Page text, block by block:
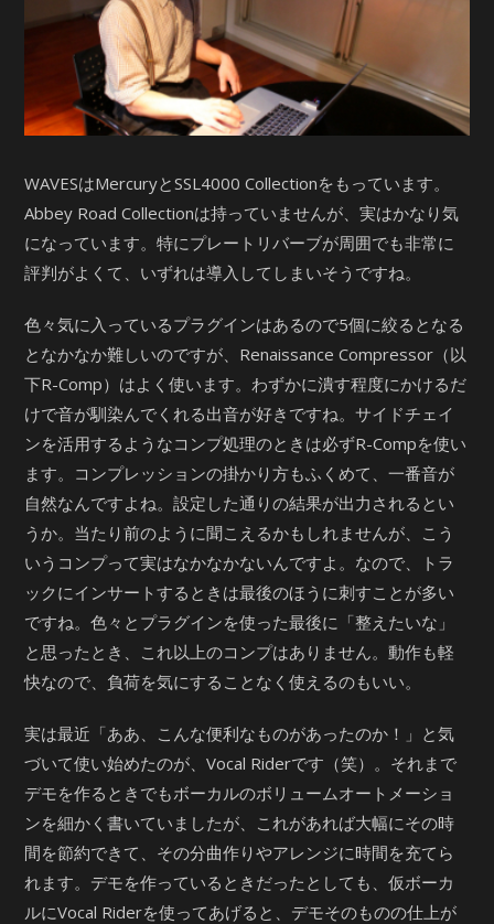
WAVESはMercuryとSSL4000 Collectionをもっています。
Abbey Road Collectionは持っていませんが、実はかなり気
になっています。特にプレートリバーブが周囲でも非常に
評判がよくて、いずれは導入してしまいそうですね。
色々気に入っているプラグインはあるので5個に絞るとなる
となかなか難しいのですが、Renaissance Compressor（以
下R-Comp）はよく使います。わずかに潰す程度にかけるだ
けで音が馴染んでくれる出音が好きですね。サイドチェイ
ンを活用するようなコンプ処理のときは必ずR-Compを使い
ます。コンプレッションの掛かり方もふくめて、一番音が
自然なんですよね。設定した通りの結果が出力されるとい
うか。当たり前のように聞こえるかもしれませんが、こう
いうコンプって実はなかなかないんですよ。なので、トラ
ックにインサートするときは最後のほうに刺すことが多い
ですね。色々とプラグインを使った最後に「整えたいな」
と思ったとき、これ以上のコンプはありません。動作も軽
快なので、負荷を気にすることなく使えるのもいい。
実は最近「ああ、こんな便利なものがあったのか！」と気
づいて使い始めたのが、Vocal Riderです（笑）。それまで
デモを作るときでもボーカルのボリュームオートメーショ
ンを細かく書いていましたが、これがあれば大幅にその時
間を節約できて、その分曲作りやアレンジに時間を充てら
れます。デモを作っているときだったとしても、仮ボーカ
ルにVocal Riderを使ってあげると、デモそのものの仕上が